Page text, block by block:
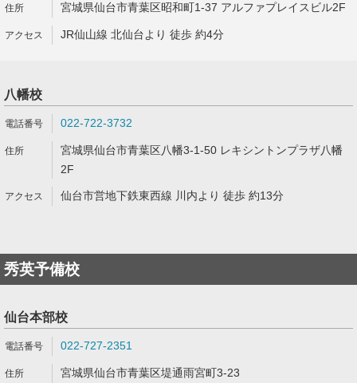
宮城県仙台市青葉区昭和町1-37 アルファプレイスビル2F
JR仙山線 北仙台より 徒歩 約4分
八幡校
022-722-3732
宮城県仙台市青葉区八幡3-1-50 レキシントンプラザ八幡
2F
仙台市営地下鉄東西線 川内より 徒歩 約13分
秀英予備校
仙台本部校
022-727-2351
宮城県仙台市青葉区堤通雨宮町3-23